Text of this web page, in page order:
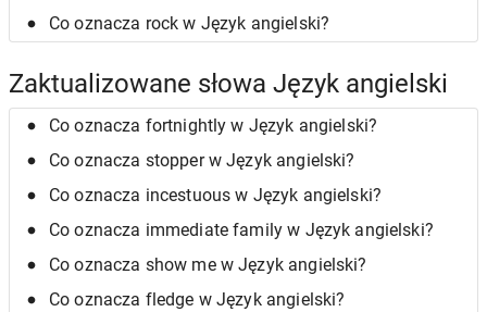
Co oznacza rock w Język angielski?
Zaktualizowane słowa Język angielski
Co oznacza fortnightly w Język angielski?
Co oznacza stopper w Język angielski?
Co oznacza incestuous w Język angielski?
Co oznacza immediate family w Język angielski?
Co oznacza show me w Język angielski?
Co oznacza fledge w Język angielski?